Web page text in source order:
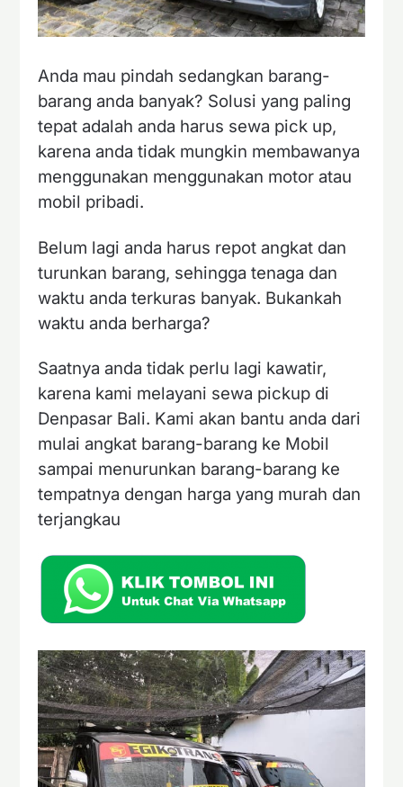
Anda mau pindah sedangkan barang-
barang anda banyak? Solusi yang paling
tepat adalah anda harus sewa pick up,
karena anda tidak mungkin membawanya
menggunakan menggunakan motor atau
mobil pribadi.
Belum lagi anda harus repot angkat dan
turunkan barang, sehingga tenaga dan
waktu anda terkuras banyak. Bukankah
waktu anda berharga?
Saatnya anda tidak perlu lagi kawatir,
karena kami melayani sewa pickup di
Denpasar Bali. Kami akan bantu anda dari
mulai angkat barang-barang ke Mobil
sampai menurunkan barang-barang ke
tempatnya dengan harga yang murah dan
terjangkau